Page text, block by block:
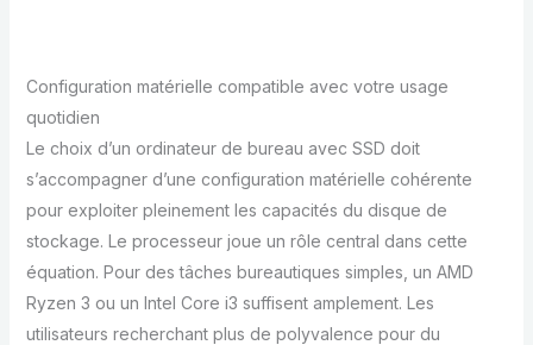
Configuration matérielle compatible avec votre usage
quotidien
Le choix d’un ordinateur de bureau avec SSD doit
s’accompagner d’une configuration matérielle cohérente
pour exploiter pleinement les capacités du disque de
stockage. Le processeur joue un rôle central dans cette
équation. Pour des tâches bureautiques simples, un AMD
Ryzen 3 ou un Intel Core i3 suffisent amplement. Les
utilisateurs recherchant plus de polyvalence pour du